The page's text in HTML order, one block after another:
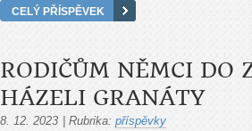
CELÝ PŘÍSPĚVEK
RODIČŮM NĚMCI DO
HÁZELI GRANÁTY
8. 12. 2023 | Rubrika: příspěvky